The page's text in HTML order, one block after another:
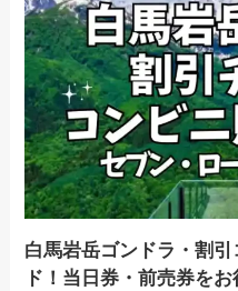
白馬岩岳ゴンドラ・割
ド！当日券・前売券をお